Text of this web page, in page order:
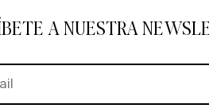
A NUESTRA